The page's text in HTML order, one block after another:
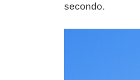
secondo.